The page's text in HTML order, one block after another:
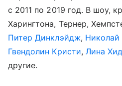
c 2011 по 2019 год. В шоу,
Харингтона, Тернер,
Питер Динклэйдж, Николай
Гвендолин Кристи, Лина
другие.